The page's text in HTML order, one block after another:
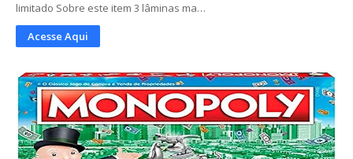
limitado Sobre este item 3 lâminas ma…
Acesse Aqui